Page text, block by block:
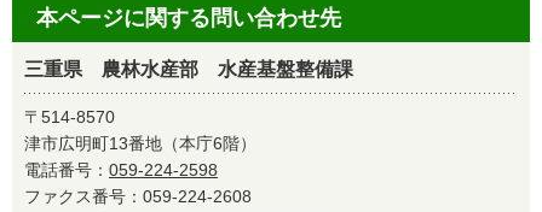
本ページに関する問い合わせ先
三重県 農林水産部 水産基盤整備課
〒514-8570
津市広明町13番地（本庁6階）
電話番号： 059-224-2598
ファクス番号：059-224-2608